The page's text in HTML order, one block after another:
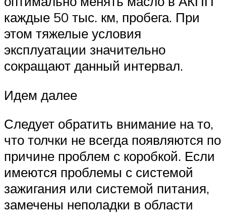
каждые 50 тыс. км, пробега. При
этом тяжелые условия
эксплуатации значительно
сокращают данный интервал.
Идем далее
Следует обратить внимание на то,
что толчки не всегда появляются по
причине проблем с коробкой. Если
имеются проблемы с системой
зажигания или системой питания,
замечены неполадки в области